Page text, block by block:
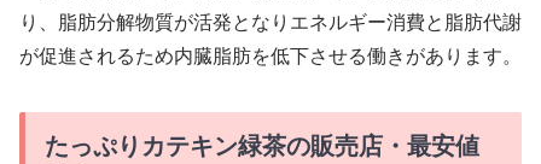
り、脂肪分解物質が活発となりエネルギー消費と脂肪代謝
が促進されるため内臓脂肪を低下させる働きがあります。
たっぷりカテキン緑茶の販売店・最安値